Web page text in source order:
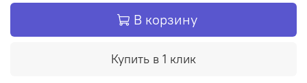
В корзину
Купить в 1 клик